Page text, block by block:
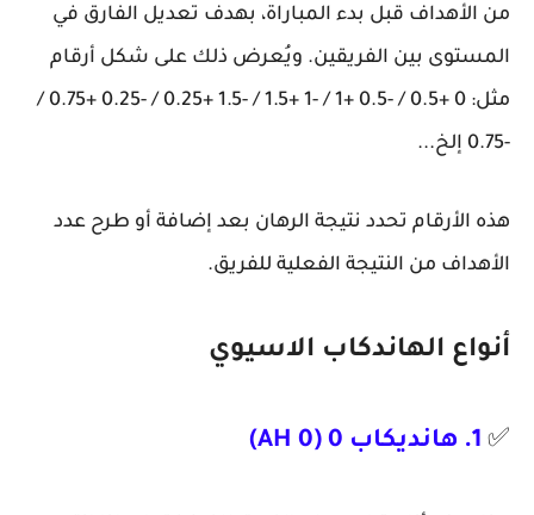
من الأهداف قبل بدء المباراة، بهدف تعديل الفارق في
المستوى بين الفريقين. ويُعرض ذلك على شكل أرقام
مثل: 0 +0.5 / -0.5 +1 / -1 +1.5 / -1.5 +0.25 / -0.25 +0.75 /
-0.75 إلخ...
هذه الأرقام تحدد نتيجة الرهان بعد إضافة أو طرح عدد
الأهداف من النتيجة الفعلية للفريق.
أنواع الهاندكاب الاسيوي
✅ 1. هانديكاب 0 (AH 0)